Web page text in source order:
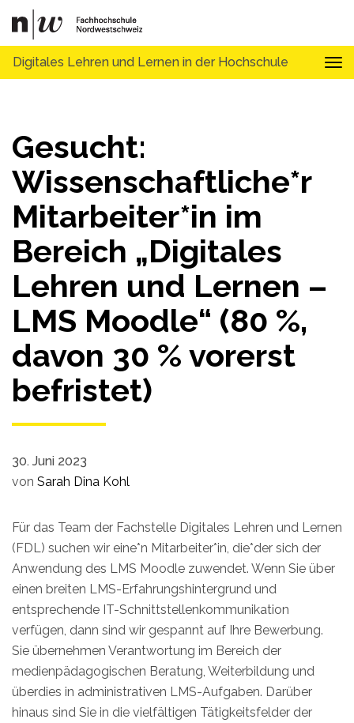
Digitales Lehren und Lernen in der Hochschule
Gesucht:
Wissenschaftliche*r
Mitarbeiter*in im
Bereich „Digitales
Lehren und Lernen –
LMS Moodle“ (80 %,
davon 30 % vorerst
befristet)
30. Juni 2023
von Sarah Dina Kohl
Für das Team der Fachstelle Digitales Lehren und Lernen
(FDL) suchen wir eine*n Mitarbeiter*in, die*der sich der
Anwendung des LMS Moodle zuwendet. Wenn Sie über
einen breiten LMS-Erfahrungshintergrund und
entsprechende IT-Schnittstellenkommunikation
verfügen, dann sind wir gespannt auf Ihre Bewerbung.
Sie übernehmen Verantwortung im Bereich der
medienpädagogischen Beratung, Weiterbildung und
überdies in administrativen LMS-Aufgaben. Darüber
hinaus sind Sie in die vielfältigen Tätigkeitsfelder der